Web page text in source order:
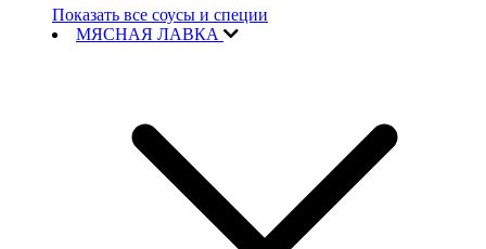
Показать все соусы и специи
МЯСНАЯ ЛАВКА